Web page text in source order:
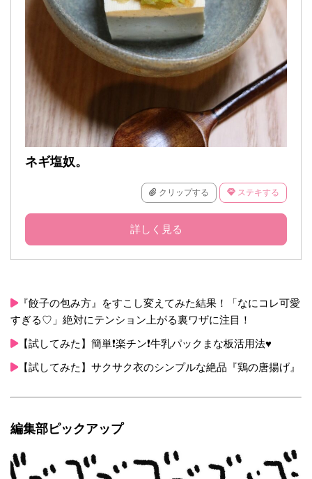
ネギ塩奴。
クリップする ステキする
詳しく見る
『餃子の包み方』をすこし変えてみた結果！「なにコレ可愛
すぎる♡」絶対にテンション上がる裏ワザに注目！
【試してみた】簡単❗楽チン❗牛乳パックまな板活用法♥
【試してみた】サクサク衣のシンプルな絶品『鶏の唐揚げ』
編集部ピックアップ